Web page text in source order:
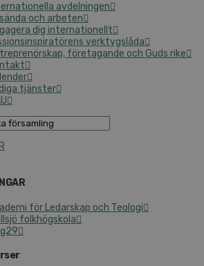
avdelningen
och arbeten
dig internationellt
verktygslåda
företagande och Guds rike
tjänster
för Ledarskap och Teologi
folkhögskola